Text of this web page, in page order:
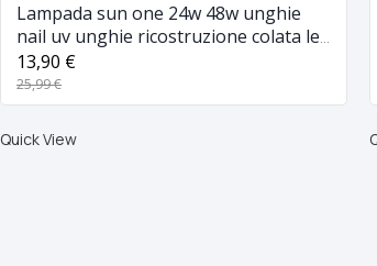
Lampada sun one 24w 48w unghie
nail uv unghie ricostruzione colata led
manicure
13,90 €
25,99 €
Quick View